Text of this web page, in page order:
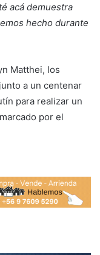
acá demuestra
hecho durante
Matthei, los
a un centenar
para realizar un
por el